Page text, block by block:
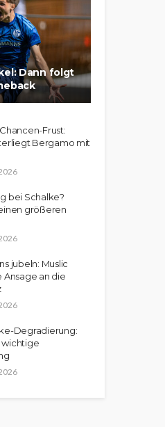
Dann folgt
Frust:
Bergamo mit
bei Schalke?
größeren
jubeln: Muslic
Ansage an die
Degradierung:
wichtige